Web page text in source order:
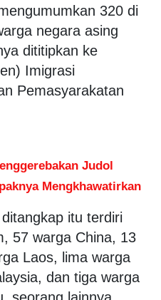
320 di
negara asing
dititipkan ke
Imigrasi
Pemasyarakatan
Judol
Mengkhawatirkan
itu terdiri
57 warga China, 13
Laos, lima warga
dan tiga warga